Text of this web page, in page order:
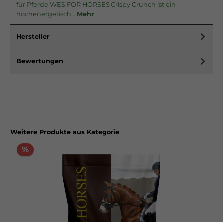
für Pferde WES FOR HORSES Crispy Crunch ist ein
hochenergetisch… Mehr
Hersteller
Bewertungen
Weitere Produkte aus Kategorie
%